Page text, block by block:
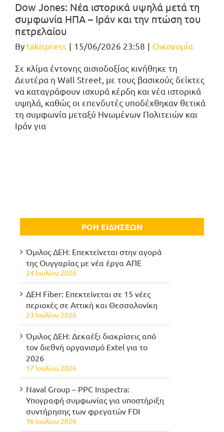
Dow Jones: Νέα ιστορικά υψηλά μετά τη
συμφωνία ΗΠΑ – Ιράν και την πτώση του
πετρελαίου
By takispress | 15/06/2026 23:58 | Οικονομία
Σε κλίμα έντονης αισιοδοξίας κινήθηκε τη
Δευτέρα η Wall Street, με τους βασικούς δείκτες
να καταγράφουν ισχυρά κέρδη και νέα ιστορικά
υψηλά, καθώς οι επενδυτές υποδέχθηκαν θετικά
τη συμφωνία μεταξύ Ηνωμένων Πολιτειών και
Ιράν για
ΡΟΗ ΕΙΔΗΣΕΩΝ
Όμιλος ΔΕΗ: Επεκτείνεται στην αγορά
της Ουγγαρίας με νέα έργα ΑΠΕ
24 Ιουλίου 2026
ΔΕΗ Fiber: Επεκτείνεται σε 15 νέες
περιοχές σε Αττική και Θεσσαλονίκη
23 Ιουλίου 2026
Όμιλος ΔΕΗ: Δεκαέξι διακρίσεις από
τον διεθνή οργανισμό Extel για το
2026
17 Ιουλίου 2026
Naval Group – PPC Inspectra:
Υπογραφή συμφωνίας για υποστήριξη
συντήρησης των φρεγατών FDI
16 Ιουλίου 2026